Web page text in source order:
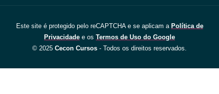
Este site é protegido pelo reCAPTCHA e se aplicam a Política de
Privacidade e os Termos de Uso do Google
© 2025 Cecon Cursos - Todos os direitos reservados.